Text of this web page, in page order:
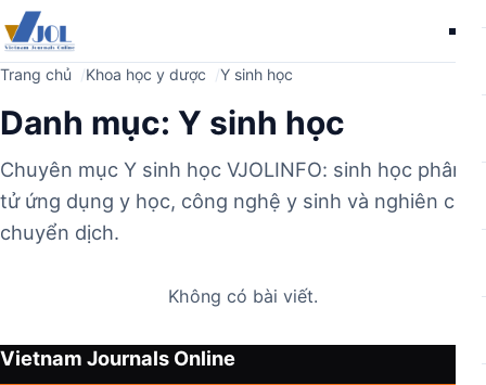
Trang chủ Khoa học y dược Y sinh học
Danh mục: Y sinh học
Chuyên mục Y sinh học VJOLINFO: sinh học phân
tử ứng dụng y học, công nghệ y sinh và nghiên cứu
chuyển dịch.
Không có bài viết.
Vietnam Journals Online